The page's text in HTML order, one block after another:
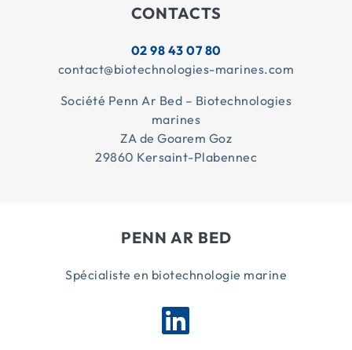
CONTACTS
02 98 43 07 80
contact@biotechnologies-marines.com
Société Penn Ar Bed – Biotechnologies
marines
ZA de Goarem Goz
29860 Kersaint-Plabennec
PENN AR BED
Spécialiste en biotechnologie marine